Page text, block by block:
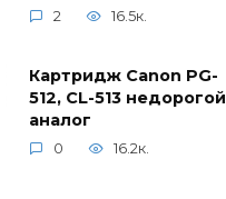
2 16.5к.
Картридж Canon PG-
512, CL-513 недорогой
аналог
0 16.2к.